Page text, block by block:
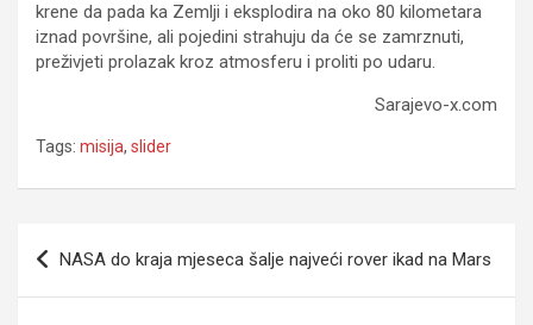
krene da pada ka Zemlji i eksplodira na oko 80 kilometara
iznad površine, ali pojedini strahuju da će se zamrznuti,
preživjeti prolazak kroz atmosferu i proliti po udaru.
Sarajevo-x.com
Tags: misija, slider
Navigacija
članaka
NASA do kraja mjeseca šalje najveći rover ikad na Mars